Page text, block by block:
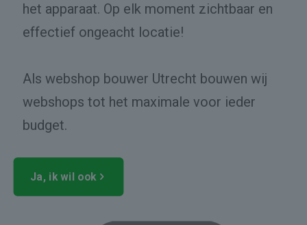
het apparaat. Op elk moment zichtbaar en
effectief ongeacht locatie!
Als webshop bouwer Utrecht bouwen wij
webshops tot het maximale voor ieder
budget.
Ja, ik wil ook